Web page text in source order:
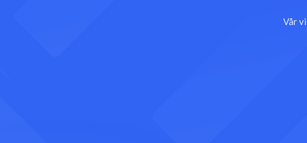
Vår